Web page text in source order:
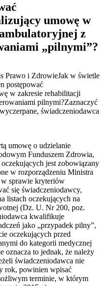
umowę w
z
„pilnymi”?
Prawo i ZdrowieJak w świetle
postępować
w zakresie rehabilitacji
pilnymi?Zaznaczyć
świadczeniodawca
umowę o udzielanie
Funduszem Zdrowia,
jest zobowiązany
w rozporządzeniu Ministra
sprawie kryteriów
się świadczeniodawcy,
listach oczekujących na
(Dz. U. Nr 200, poz.
kwalifikuje
jako „przypadek pilny”,
oczekujących przed
do kategorii medycznej
oznacza to jednak, że należy
świadczeniodawca nie
rok, powinien wpisać
terminie, w którym